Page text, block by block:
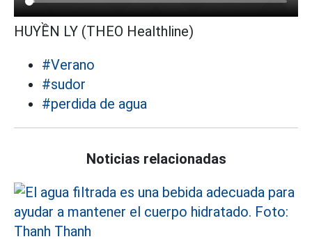
HUYỀN LY (THEO Healthline)
#Verano
#sudor
#perdida de agua
Noticias relacionadas